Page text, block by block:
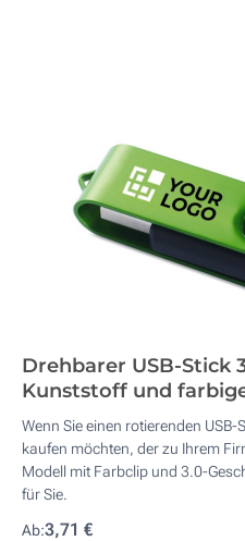
Drehbarer USB-Stick
Kunststoff und
Wenn Sie einen rotierenden
kaufen möchten, der zu Ihrem
Modell mit Farbclip und 3.0-
für Sie.
Ab:3,71 €